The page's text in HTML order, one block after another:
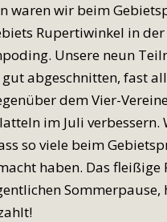
waren wir beim
Rupertiwinkel in
Unsere neun
abgeschnitten, fast
dem Vier-
im Juli verbessern.
so viele beim
haben. Das fleißige
Sommerpause,